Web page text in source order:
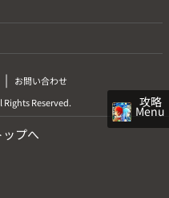
攻略
Menu
|
お問い合わせ
Rights Reserved.
プへ